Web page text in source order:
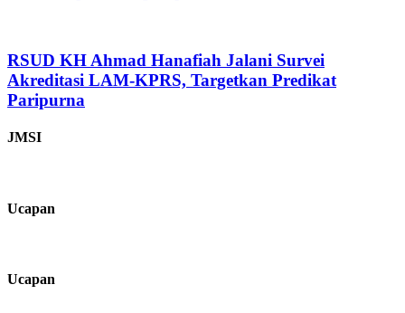
RSUD KH Ahmad Hanafiah Jalani Survei
Akreditasi LAM-KPRS, Targetkan Predikat
Paripurna
JMSI
Ucapan
Ucapan